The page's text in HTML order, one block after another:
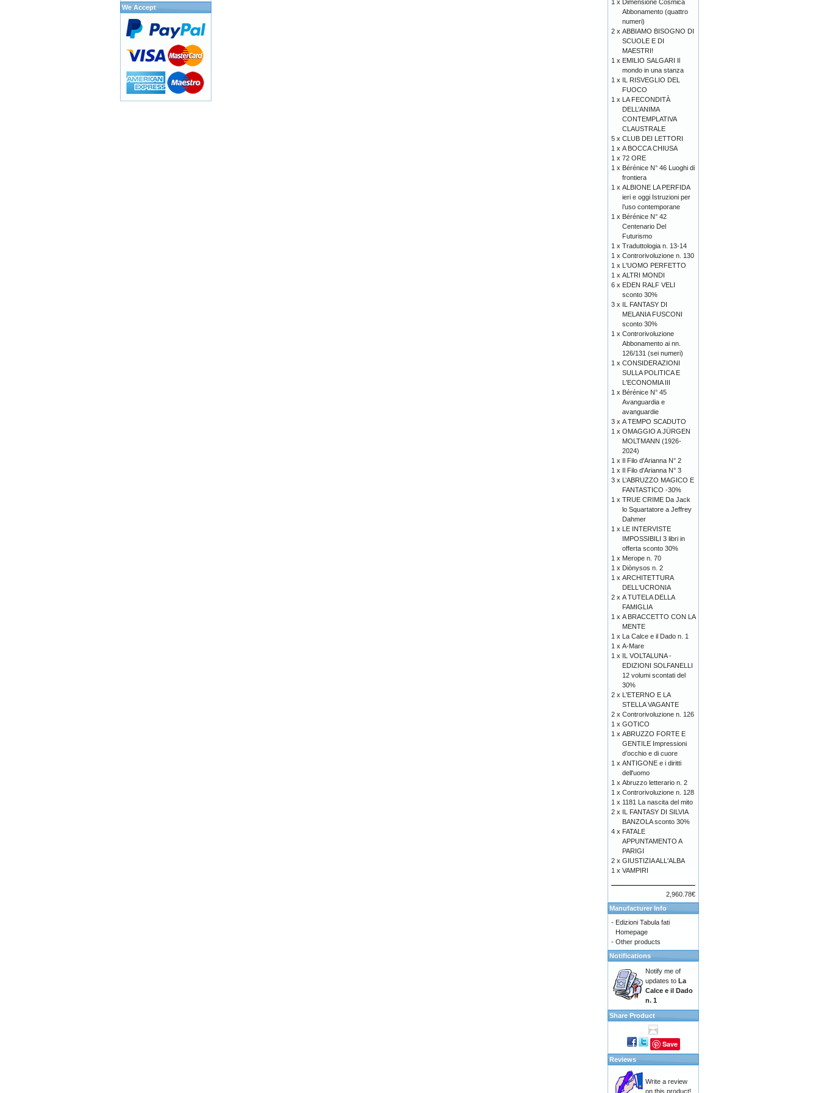
We Accept
1 x
Dimensione Cosmica
Abbonamento (quattro
numeri)
2 x ABBIAMO BISOGNO DI
SCUOLE E DI
MAESTRI!
1 x EMILIO SALGARI Il
mondo in una stanza
1 x IL RISVEGLIO DEL
FUOCO
1 x LA FECONDITÀ
DELL’ANIMA
CONTEMPLATIVA
CLAUSTRALE
5 x CLUB DEI LETTORI
1 x A BOCCA CHIUSA
1 x 72 ORE
1 x Bérénice N° 46 Luoghi di
frontiera
1 x ALBIONE LA PERFIDA
ieri e oggi Istruzioni per
l’uso contemporane
1 x Bérénice N° 42
Centenario Del
Futurismo
1 x Traduttologia n. 13-14
1 x Controrivoluzione n. 130
1 x L'UOMO PERFETTO
1 x ALTRI MONDI
6 x EDEN RALF VELI
sconto 30%
3 x IL FANTASY DI
MELANIA FUSCONI
sconto 30%
1 x Controrivoluzione
Abbonamento ai nn.
126/131 (sei numeri)
1 x CONSIDERAZIONI
SULLA POLITICA E
L'ECONOMIA III
1 x Bérénice N° 45
Avanguardia e
avanguardie
3 x A TEMPO SCADUTO
1 x OMAGGIO A JÜRGEN
MOLTMANN (1926-
2024)
1 x Il Filo d'Arianna N° 2
1 x Il Filo d'Arianna N° 3
3 x L’ABRUZZO MAGICO E
FANTASTICO -30%
1 x TRUE CRIME Da Jack
lo Squartatore a Jeffrey
Dahmer
1 x LE INTERVISTE
IMPOSSIBILI 3 libri in
offerta sconto 30%
1 x Merope n. 70
1 x Diònysos n. 2
1 x ARCHITETTURA
DELL'UCRONIA
2 x A TUTELA DELLA
FAMIGLIA
1 x A BRACCETTO CON LA
MENTE
1 x La Calce e il Dado n. 1
1 x A-Mare
1 x IL VOLTALUNA -
EDIZIONI SOLFANELLI
12 volumi scontati del
30%
2 x L'ETERNO E LA
STELLA VAGANTE
2 x Controrivoluzione n. 126
1 x GOTICO
1 x ABRUZZO FORTE E
GENTILE Impressioni
d’occhio e di cuore
1 x ANTIGONE e i diritti
dell'uomo
1 x Abruzzo letterario n. 2
1 x Controrivoluzione n. 128
1 x 1181 La nascita del mito
2 x IL FANTASY DI SILVIA
BANZOLA sconto 30%
4 x FATALE
APPUNTAMENTO A
PARIGI
2 x GIUSTIZIA ALL'ALBA
1 x VAMPIRI
2,960.78€
Manufacturer Info
- Edizioni Tabula fati
Homepage
- Other products
Notifications
Notify me of
updates to La
Calce e il Dado
n. 1
Share Product
Save
Reviews
Write a review
on this product!